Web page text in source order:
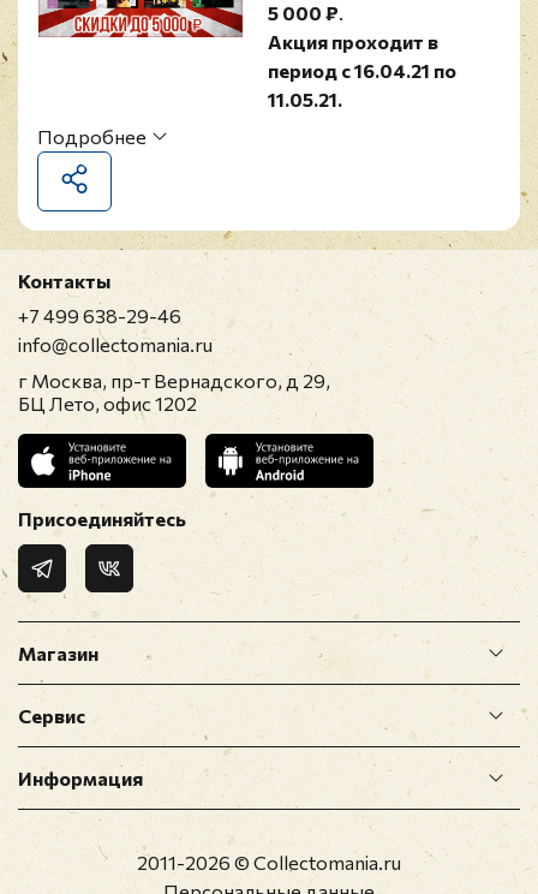
5 000 ₽.
Акция проходит в
период с 16.04.21 по
11.05.21.
условия
получения
скидки:
Стоимость доставки не
входит в сумму покупки.
между собой и с
другими
акциями.
максимальная скидка
Заказы необходимо
оплатить строго в
течение 5-ти дней после
оформления.
Если оплата не поступает
в указанный срок, заказ
расформировывается.
Удачных покупок!
Перейти в каталог
распродажи
Подробнее
Магазин
Сервис
Информация
Контакты
+7 499 638-29-46
info@collectomania.ru
г Москва, пр-т Вернадского, д 29,
БЦ Лето, офис 1202
Присоединяйтесь
2011-2026 © Collectomania.ru